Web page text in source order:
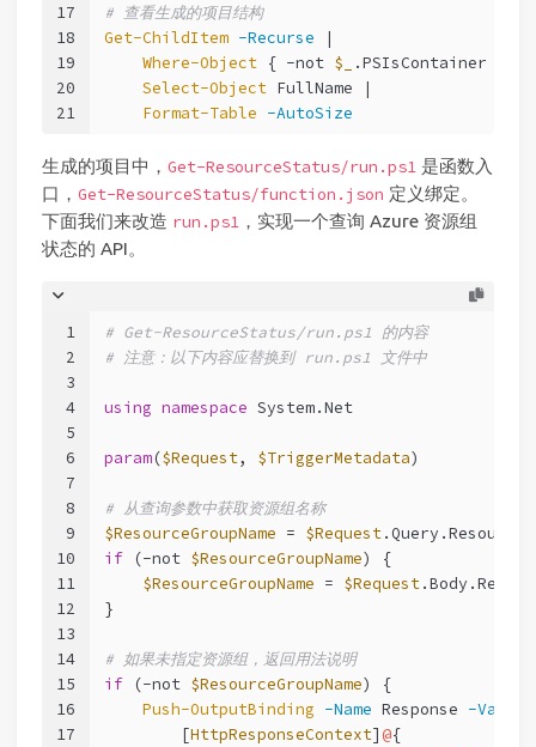
17
18
19
20
21
# 查看生成的项目结构
Get-ChildItem -Recurse |
Where-Object { -not $_
.PSIsContainer } |
Select-Object FullName |
Format-Table -AutoSize
生成的项目中， Get-ResourceStatus/run.ps1 是函数入
口， Get-ResourceStatus/function.json 定义绑定。
下面我们来改造 run.ps1 ，实现一个查询 Azure 资源组
状态的 API。
1
2
3
4
5
6
7
8
9
10
11
12
13
14
15
16
17
# Get-ResourceStatus/run.ps1 的内容
# 注意：以下内容应替换到 run.ps1 文件中
using namespace System.Net
param($Request, $TriggerMetadata)
# 从查询参数中获取资源组名称
$ResourceGroupName = $Request
if (-not $ResourceGroupName) {
$ResourceGroupName = $Request
}
# 如果未指定资源组，返回用法说明
if (-not $ResourceGroupName) {
Push-OutputBinding -Name Response -Value
        [
HttpResponseContext] @{